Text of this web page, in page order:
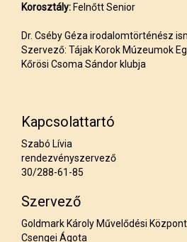
Korosztály: Felnőtt Senior
Dr. Cséby Géza irodalomtörténész
Szervező: Tájak Korok Múzeumok
Kőrösi Csoma Sándor klubja
Kapcsolattartó
Szabó Lívia
rendezvényszervező
30/288-61-85
Szervező
Goldmark Károly Művelődési Központ
Csengei Ágota